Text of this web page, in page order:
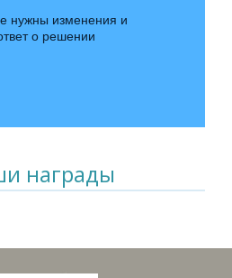
нужны изменения и
о решении
награды